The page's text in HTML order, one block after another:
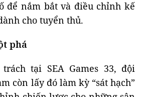
để nắm bắt và điều chỉnh kế
cho tuyển thủ.
phá
tại SEA Games 33, đội
còn lấy đó làm kỳ “sát hạch”